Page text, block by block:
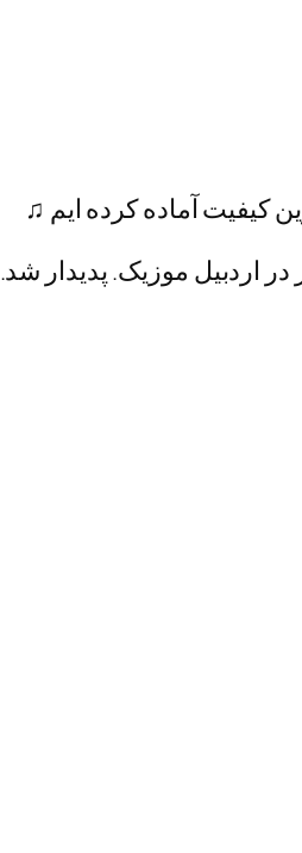
کیفیت آماده کرده ایم ♫
در اردبیل موزیک. پدیدار شد.